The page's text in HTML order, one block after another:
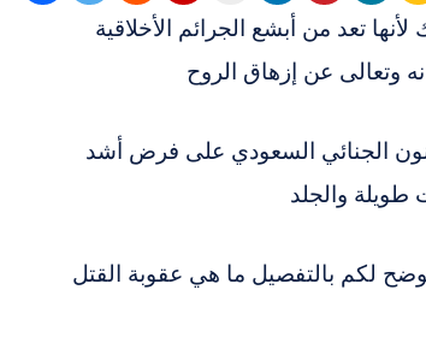
تعد من أبشع الجرائم الأخلاقية
وتعالى عن إزهاق الروح
الجنائي السعودي على فرض أشد
طويلة والجلد
لكم بالتفصيل ما هي عقوبة القتل